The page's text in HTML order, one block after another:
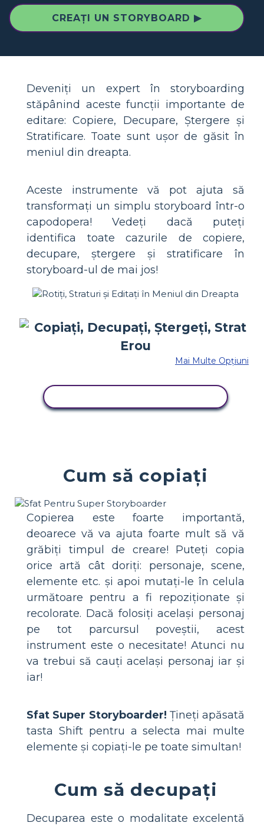
CREAȚI UN STORYBOARD ▶
Deveniți un expert în storyboarding
stăpânind aceste funcții importante de
editare: Copiere, Decupare, Ștergere și
Stratificare. Toate sunt ușor de găsit în
meniul din dreapta.
Aceste instrumente vă pot ajuta să
transformați un simplu storyboard într-o
capodopera! Vedeți dacă puteți
identifica toate cazurile de copiere,
decupare, ștergere și stratificare în
storyboard-ul de mai jos!
Mai Multe Opțiuni
Cum să copiați
Copierea este foarte importantă,
deoarece vă va ajuta foarte mult să vă
grăbiți timpul de creare! Puteți copia
orice artă cât doriți: personaje, scene,
elemente etc. și apoi mutați-le în celula
următoare pentru a fi repoziționate și
recolorate. Dacă folosiți același personaj
pe tot parcursul poveștii, acest
instrument este o necesitate! Atunci nu
va trebui să cauți același personaj iar și
iar!
Sfat Super Storyboarder! Țineți apăsată
tasta Shift pentru a selecta mai multe
elemente și copiați-le pe toate simultan!
Cum să decupați
Decuparea este o modalitate excelentă